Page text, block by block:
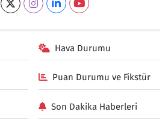
Hava Durumu
Puan Durumu ve Fikstür
Son Dakika Haberleri